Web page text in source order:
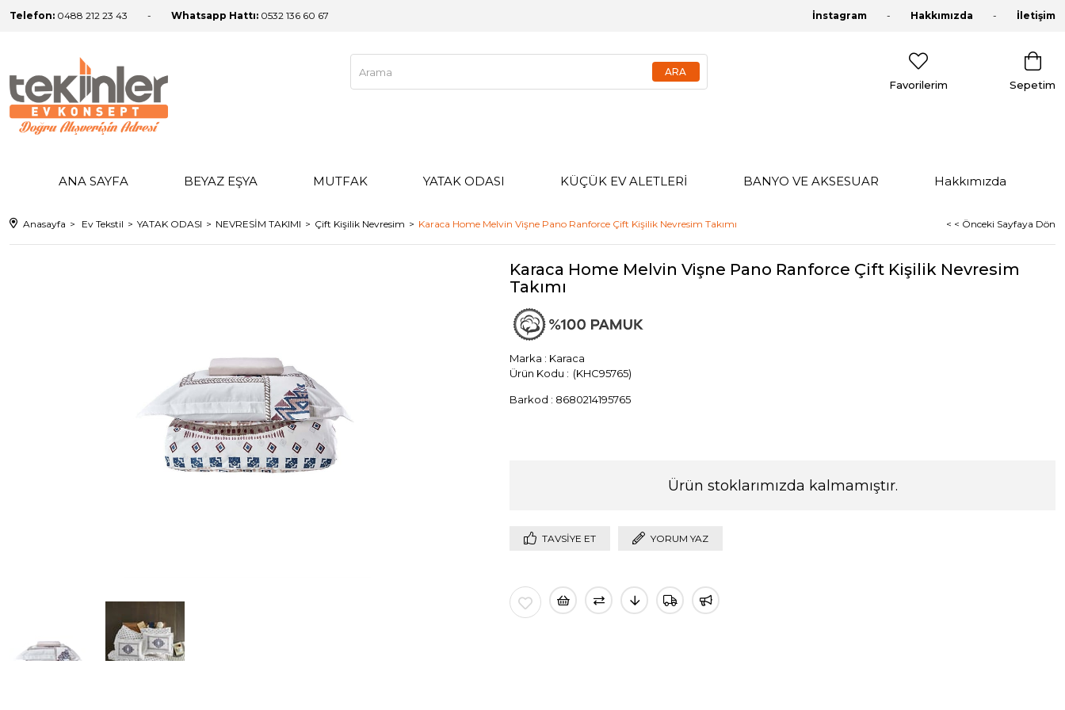
Telefon: 0488 212 23 43 Whatsapp Hattı: 0532 136 60 67 İnstagram Hakkımızda İletişim
Sepetim
Favorilerim
ANA SAYFA BEYAZ EŞYA MUTFAK YATAK ODASI KÜÇÜK EV ALETLERİ BANYO VE AKSESUAR Hakkımızda
Anasayfa Ev Tekstil YATAK ODASI NEVRESİM TAKIMI Çift Kişilik Nevresim Karaca Home Melvin Vişne Pano Ranforce Çift Kişilik Nevresim Takımı < < Önceki Sayfaya Dön
Karaca Home Melvin Vişne Pano Ranforce Çift Kişilik Nevresim
Takımı
Marka : Karaca
(KHC95765)
Barkod : 8680214195765
Ürün stoklarımızda kalmamıştır.
TAVSIYE ET YORUM YAZ